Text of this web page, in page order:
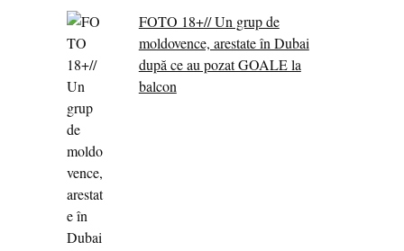
FOTO 18+// Un grup de
moldovence, arestate în Dubai
după ce au pozat GOALE la
balcon